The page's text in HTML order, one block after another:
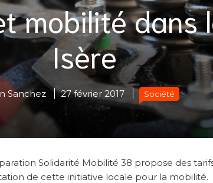
mobilité dans
Isère
Sanchez 27 février 2017 Société
Solidarité Mobilité 38 propose des
de cette initiative locale pour la mobilité.